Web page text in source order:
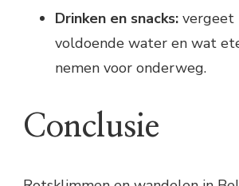
Drinken en snacks: vergeet
voldoende water en wat
nemen voor onderweg.
Conclusie